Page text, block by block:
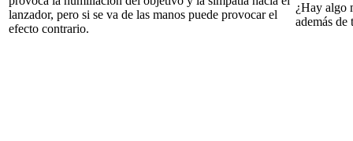
lanzador, pero si se va de las manos puede provocar el
efecto contrario.
¿Hay algo
además de